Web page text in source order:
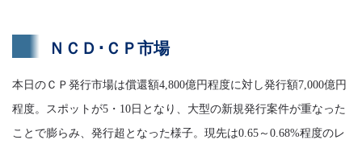
ＮＣＤ･ＣＰ市場
本日のＣＰ発行市場は償還額4,800億円程度に対し発行額7,000億円
程度。スポットが5・10日となり、大型の新規発行案件が重なった
ことで膨らみ、発行超となった様子。現先は0.65～0.68%程度のレ